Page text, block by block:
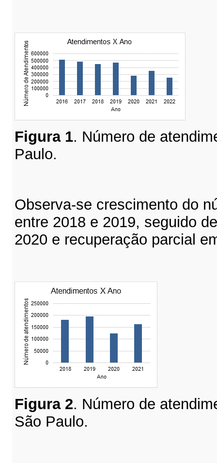
Figura 1. Número de
Paulo.
Observa-se crescimento do
entre 2018 e 2019, seguido
2020 e recuperação parcial
Figura 2. Número de
São Paulo.